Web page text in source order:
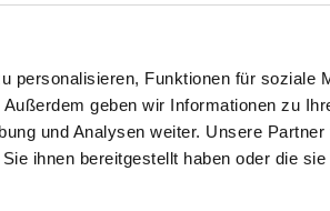
personalisieren, Funktionen für soziale
geben wir Informationen zu
und Analysen weiter. Unsere
ihnen bereitgestellt haben oder die
allen Sinnen erleben. Fühlen Sie sich wie